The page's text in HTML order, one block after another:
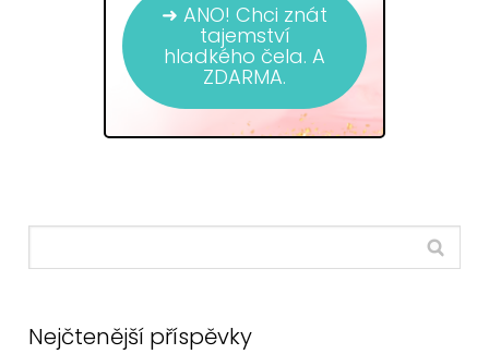
➜ ANO! Chci znát
tajemství
hladkého čela. A
ZDARMA.
Nejčtenější příspěvky